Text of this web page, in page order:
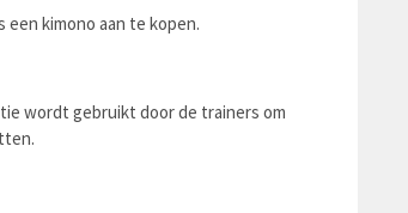
een kimono aan te kopen.
wordt gebruikt door de trainers om